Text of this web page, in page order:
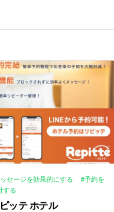
セージを効果的にする
#予約を
する
ッテ ホテル